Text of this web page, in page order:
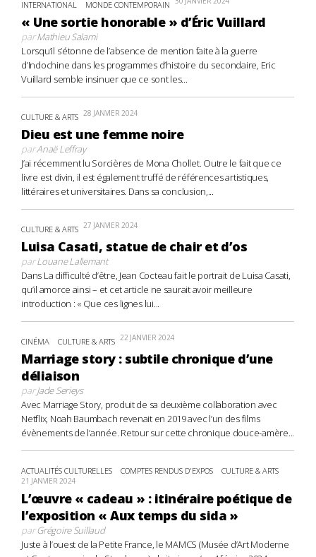
INTERNATIONAL MONDE CONTEMPORAIN
« Une sortie honorable » d’Éric Vuillard
parMathieu Salami
Lorsqu’il s’étonne de l’absence de mention faite à la guerre
d’Indochine dans les programmes d’histoire du secondaire, Eric
Vuillard semble insinuer que ce sont les...
CULTURE & ARTS 28 JANVIER 2024
Dieu est une femme noire
parAnaë Leffray
J’ai récemment lu Sorcières de Mona Chollet. Outre le fait que ce
livre est divin, il est également truffé de références artistiques,
littéraires et universitaires. Dans sa conclusion,...
CULTURE & ARTS 27 JANVIER 2024
Luisa Casati, statue de chair et d’os
parLouane Lallemant
Dans La difficulté d’être, Jean Cocteau fait le portrait de Luisa Casati,
qu’il amorce ainsi – et cet article ne saurait avoir meilleure
introduction : « Que ces lignes lui...
CINÉMA CULTURE & ARTS 22 JANVIER 2024
Marriage story : subtile chronique d’une
déliaison
parJade Serieys
Avec Marriage Story, produit de sa deuxième collaboration avec
Netflix, Noah Baumbach revenait en 2019 avec l’un des films
évènements de l’année. Retour sur cette chronique douce-amère...
ACTUALITÉS CULTURELLES COMPTES RENDUS D'EXPOS CULTURE & ARTS
21 JANVIER 2024
L’œuvre « cadeau » : itinéraire poétique de
l’exposition « Aux temps du sida »
parGrégoire Suillaud
Juste à l’ouest de la Petite France, le MAMCS (Musée d’Art Moderne